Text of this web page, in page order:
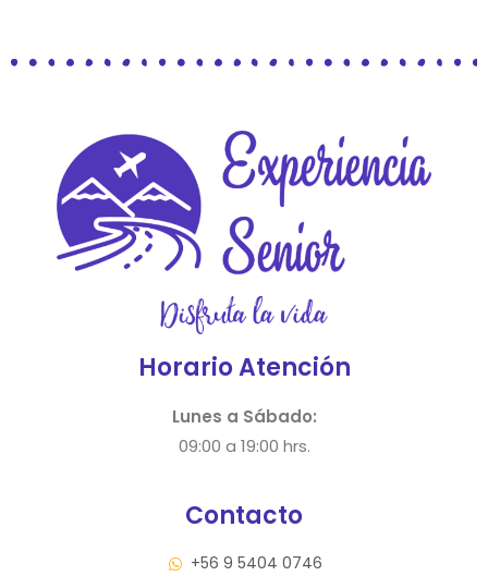
Horario Atención
Lunes a Sábado:
09:00 a 19:00 hrs.
Contacto
+56 9 5404 0746